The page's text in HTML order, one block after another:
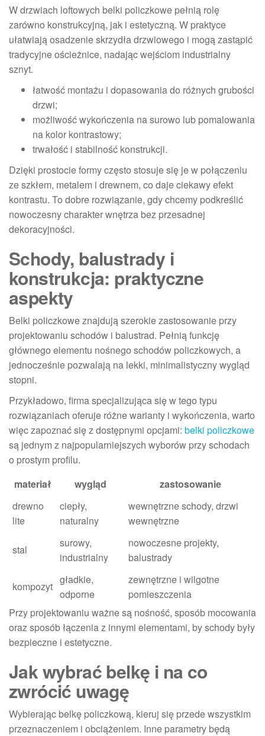
W drzwiach loftowych belki policzkowe pełnią rolę
zarówno konstrukcyjną, jak i estetyczną. W praktyce
ułatwiają osadzenie skrzydła drzwiowego i mogą zastąpić
tradycyjne ościeżnice, nadając wejściom industrialny
sznyt.
łatwość montażu i dopasowania do różnych grubości
drzwi;
możliwość wykończenia na surowo lub pomalowania
na kolor kontrastowy;
trwałość i stabilność konstrukcji.
Dzięki prostocie formy często stosuje się je w połączeniu
ze szkłem, metalem i drewnem, co daje ciekawy efekt
kontrastu. To dobre rozwiązanie, gdy chcemy podkreślić
nowoczesny charakter wnętrza bez przesadnej
dekoracyjności.
Schody, balustrady i
konstrukcja: praktyczne
aspekty
Belki policzkowe znajdują szerokie zastosowanie przy
projektowaniu schodów i balustrad. Pełnią funkcję
głównego elementu nośnego schodów policzkowych, a
jednocześnie pozwalają na lekki, minimalistyczny wygląd
stopni.
Przykładowo, firma specjalizująca się w tego typu
rozwiązaniach oferuje różne warianty i wykończenia, warto
więc zapoznać się z dostępnymi opcjami: belki policzkowe
są jednym z najpopularniejszych wyborów przy schodach
o prostym profilu.
materiał
wygląd
zastosowanie
drewno
lite
ciepły,
naturalny
wewnętrzne schody, drzwi
wewnętrzne
stal
surowy,
industrialny
nowoczesne projekty,
balustrady
kompozyt
gładkie,
odporne
zewnętrzne i wilgotne
pomieszczenia
Przy projektowaniu ważne są nośność, sposób mocowania
oraz sposób łączenia z innymi elementami, by schody były
bezpieczne i estetyczne.
Jak wybrać belkę i na co
zwrócić uwagę
Wybierając belkę policzkową, kieruj się przede wszystkim
przeznaczeniem i obciążeniem. Inne parametry będą